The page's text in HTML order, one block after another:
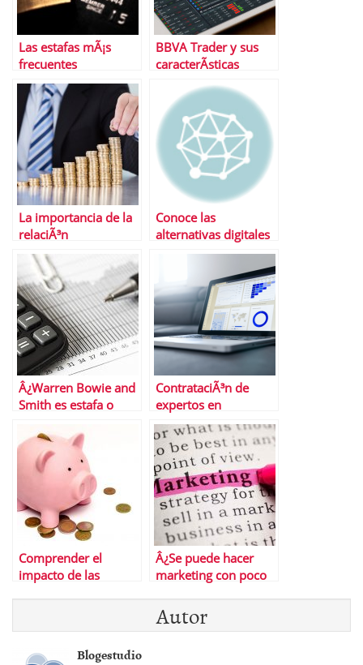
Las estafas mÃ¡s
frecuentes
BBVA Trader y sus
caracterÃ­sticas
La importancia de la
relaciÃ³n
riesgo/rentabilidad
Conoce las
alternativas digitales
que son mÃ¡s
utilizadas por los
negocios exitosos
Â¿Warren Bowie and
Smith es estafa o
ContrataciÃ³n de
expertos en
protecciÃ³n de datos:
clave para la
seguridad
empresarial
Comprender el
impacto de las
Â¿Se puede hacer
marketing con poco
marketing de
guerrilla en las
Autor
Blogestudio